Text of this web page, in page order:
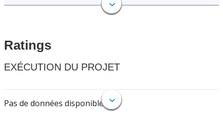
Ratings
EXÉCUTION DU PROJET
Pas de données disponibles.